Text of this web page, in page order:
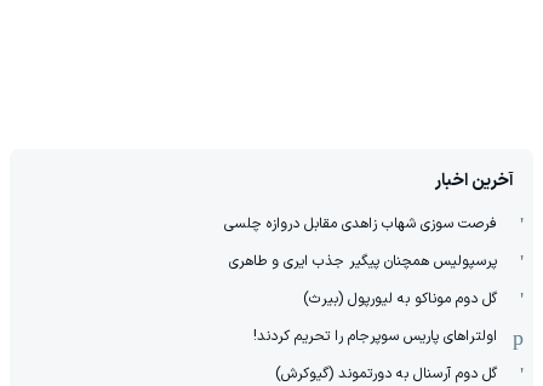
آخرین اخبار
فرصت سوزی شهاب زاهدی مقابل دروازه چلسی
پرسپولیس همچنان پیگیر جذب ایری و طاهری
گل دوم موناکو به لیورپول (بیرث)
اولتراهای پاریس سوپرجام را تحریم کردند!
گل دوم آرسنال به دورتموند (گیوکرش)